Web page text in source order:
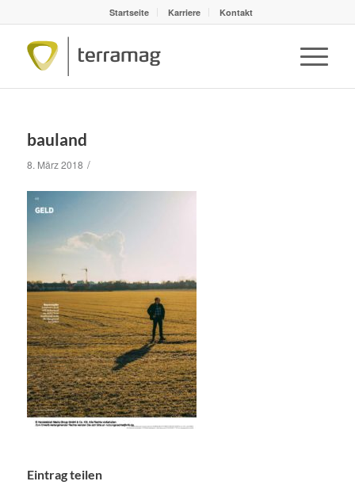
Startseite Karriere Kontakt
bauland
8. März 2018 /
Eintrag teilen